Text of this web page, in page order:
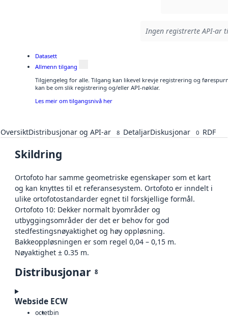
Ingen registrerte API-ar
Datasett
Allmenn tilgang
Tilgjengeleg for alle. Tilgang kan likevel krevje registrering og
kan be om slik registrering og/eller API-nøklar.
Les meir om tilgangsnivå her
OversiktDistribusjonar og API-ar 8 DetaljarDiskusjonar 0 RDF
Skildring
Ortofoto har samme geometriske egenskaper som et kart
og kan knyttes til et referansesystem. Ortofoto er inndelt i
ulike ortofotostandarder egnet til forskjellige formål.
Ortofoto 10: Dekker normalt byområder og
utbyggingsområder der det er behov for god
stedfestingsnøyaktighet og høy oppløsning.
Bakkeoppløsningen er som regel 0,04 – 0,15 m.
Nøyaktighet ± 0.35 m.
Distribusjonar 8
Webside ECW
octetbin